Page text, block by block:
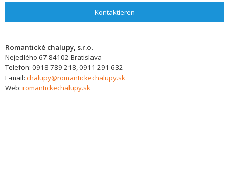
Kontaktieren
Romantické chalupy, s.r.o.
Nejedlého 67 84102 Bratislava
Telefon: 0918 789 218, 0911 291 632
E-mail: chalupy@romantickechalupy.sk
Web: romantickechalupy.sk